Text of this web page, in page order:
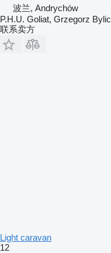
波兰, Andrychów
P.H.U. Goliat, Grzegorz
联系卖方
Light caravan
12